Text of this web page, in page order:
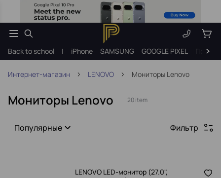
Back to school | iPhone SAMSUNG GOOGLE PIXEL
Интернет-магазин LENOVO Мониторы Lenovo
Мониторы Lenovo 20 item
Популярные Фильтр
LENOVO LED-монитор (27.0",